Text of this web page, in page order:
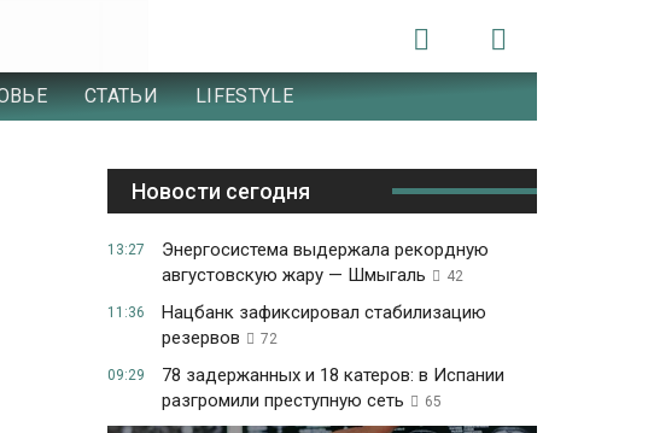
СТАТЬИ LIFESTYLE
Новости сегодня
13:27
Энергосистема выдержала рекордную
августовскую жару — Шмыгаль
42
11:36
Нацбанк зафиксировал стабилизацию
резервов
72
09:29
78 задержанных и 18 катеров: в Испании
разгромили преступную сеть
65